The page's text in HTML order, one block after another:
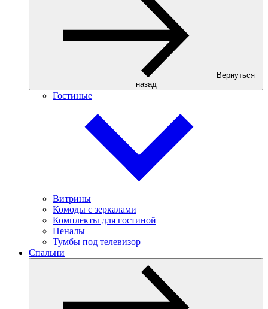
Вернуться
назад
Гостиные
Витрины
Комоды с зеркалами
Комплекты для гостиной
Пеналы
Тумбы под телевизор
Спальни